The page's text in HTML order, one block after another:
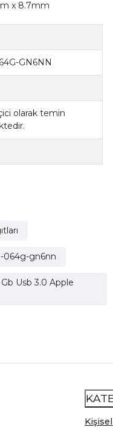
x 8.7mm
GN6NN
olarak temin
064g-gn6nn
Usb 3.0 Apple